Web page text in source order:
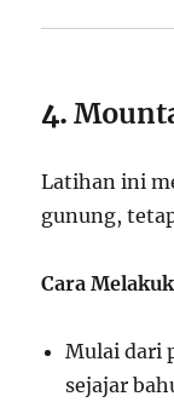
4.
Latihan ini
gunung,
Cara
Mulai dari
sejajar